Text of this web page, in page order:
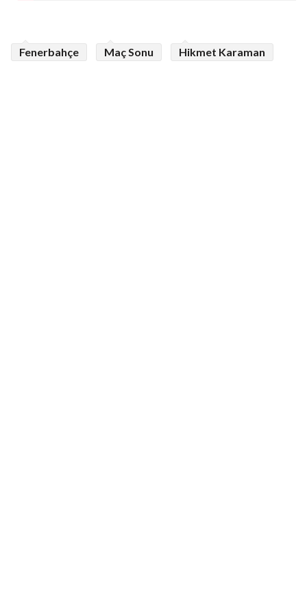
Fenerbahçe Maç Sonu Hikmet Karaman